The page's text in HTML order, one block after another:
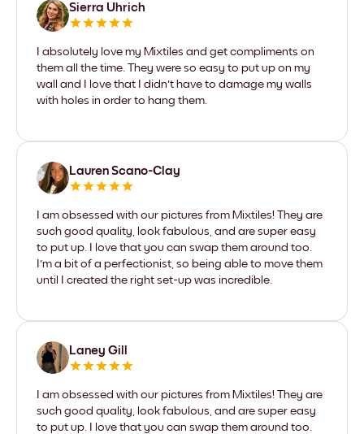
Sierra Uhrich
I absolutely love my Mixtiles and get compliments on
them all the time. They were so easy to put up on my
wall and I love that I didn't have to damage my walls
with holes in order to hang them.
Lauren Scano-Clay
I am obsessed with our pictures from Mixtiles! They are
such good quality, look fabulous, and are super easy
to put up. I love that you can swap them around too.
I'm a bit of a perfectionist, so being able to move them
until I created the right set-up was incredible.
Laney Gill
I am obsessed with our pictures from Mixtiles! They are
such good quality, look fabulous, and are super easy
to put up. I love that you can swap them around too.